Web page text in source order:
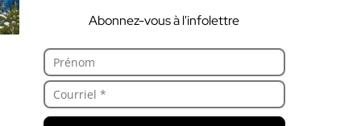
Abonnez-vous à l'infolettre